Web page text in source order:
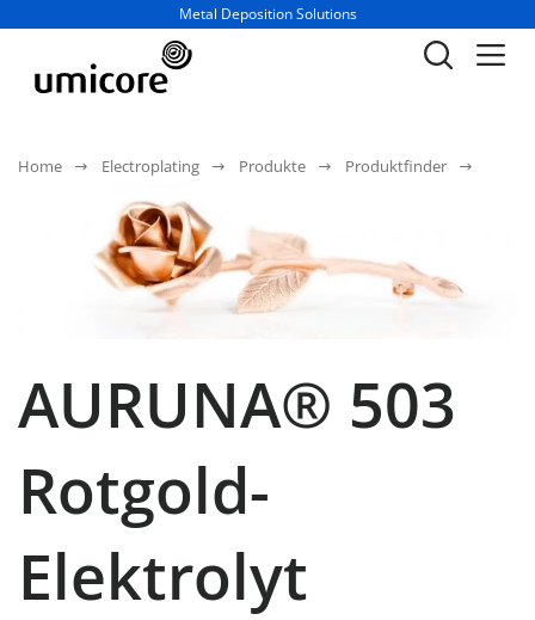
Geschäftsbereich / Abteilung:
Metal Deposition Solutions
Home Electroplating Produkte Produktfinder
AURUNA® 503
Rotgold-
Elektrolyt